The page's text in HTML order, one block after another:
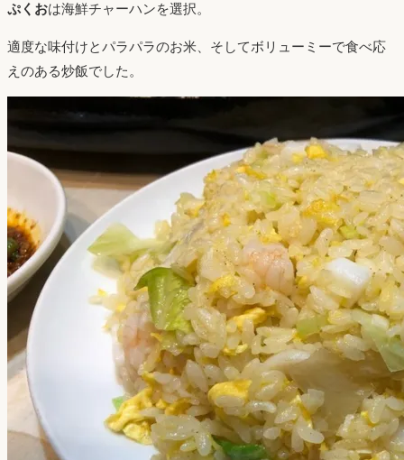
ぷくおは海鮮チャーハンを選択。
適度な味付けとパラパラのお米、そしてボリューミーで食べ応
えのある炒飯でした。